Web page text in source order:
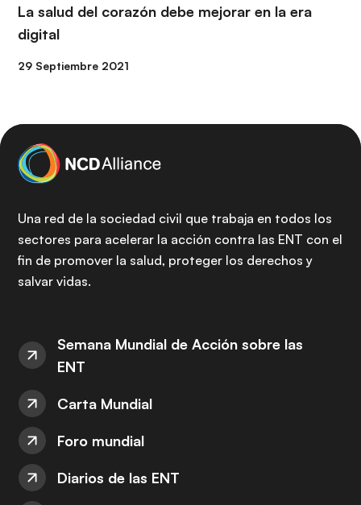
La salud del corazón debe mejorar en la era
digital
29 Septiembre 2021
Una red de la sociedad civil que trabaja en todos los
sectores para acelerar la acción contra las ENT con el
fin de promover la salud, proteger los derechos y
salvar vidas.
Semana Mundial de Acción sobre las
ENT
Carta Mundial
Foro mundial
Diarios de las ENT